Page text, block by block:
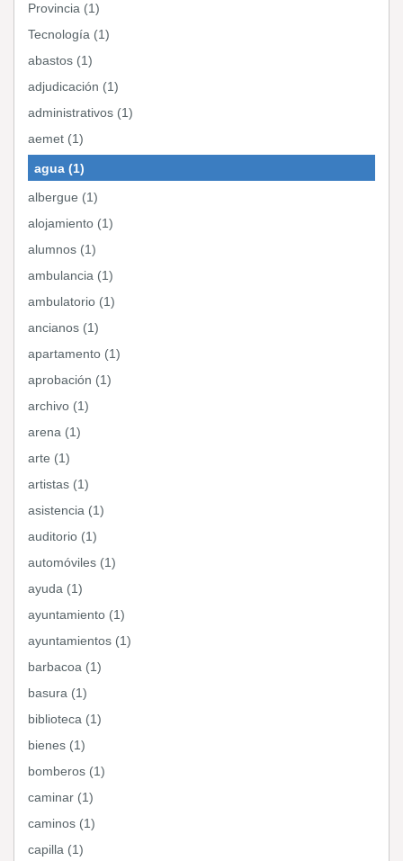
Provincia (1)
Tecnología (1)
abastos (1)
adjudicación (1)
administrativos (1)
aemet (1)
agua (1)
albergue (1)
alojamiento (1)
alumnos (1)
ambulancia (1)
ambulatorio (1)
ancianos (1)
apartamento (1)
aprobación (1)
archivo (1)
arena (1)
arte (1)
artistas (1)
asistencia (1)
auditorio (1)
automóviles (1)
ayuda (1)
ayuntamiento (1)
ayuntamientos (1)
barbacoa (1)
basura (1)
biblioteca (1)
bienes (1)
bomberos (1)
caminar (1)
caminos (1)
capilla (1)